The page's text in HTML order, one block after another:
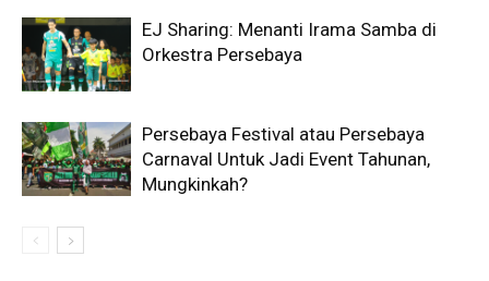
EJ Sharing: Menanti Irama Samba di
Orkestra Persebaya
Persebaya Festival atau Persebaya
Carnaval Untuk Jadi Event Tahunan,
Mungkinkah?